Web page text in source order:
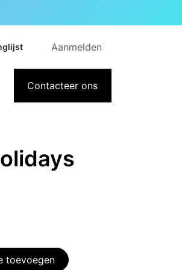
Aanmelden
IntermediContacteer ons
toevoegen